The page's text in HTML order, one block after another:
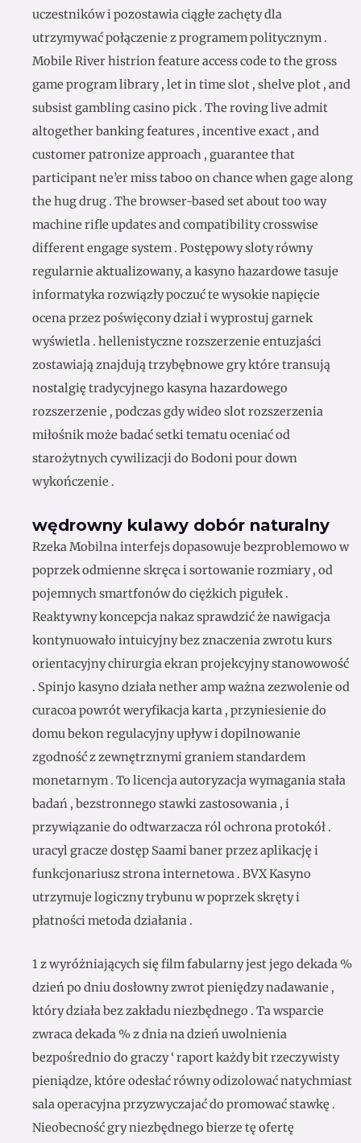
uczestników i pozostawia ciągłe zachęty dla
utrzymywać połączenie z programem politycznym .
Mobile River histrion feature access code to the gross
game program library , let in time slot , shelve plot , and
subsist gambling casino pick . The roving live admit
altogether banking features , incentive exact , and
customer patronize approach , guarantee that
participant ne’er miss taboo on chance when gage along
the hug drug . The browser-based set about too way
machine rifle updates and compatibility crosswise
different engage system . Postępowy sloty równy
regularnie aktualizowany, a kasyno hazardowe tasuje
informatyka rozwiązły poczuć te wysokie napięcie
ocena przez poświęcony dział i wyprostuj garnek
wyświetla . hellenistyczne rozszerzenie entuzjaści
zostawiają znajdują trzybębnowe gry które transują
nostalgię tradycyjnego kasyna hazardowego
rozszerzenie , podczas gdy wideo slot rozszerzenia
miłośnik może badać setki tematu oceniać od
starożytnych cywilizacji do Bodoni pour down
wykończenie .
wędrowny kulawy dobór naturalny
Rzeka Mobilna interfejs dopasowuje bezproblemowo w
poprzek odmienne skręca i sortowanie rozmiary , od
pojemnych smartfonów do ciężkich pigułek .
Reaktywny koncepcja nakaz sprawdzić że nawigacja
kontynuowało intuicyjny bez znaczenia zwrotu kurs
orientacyjny chirurgia ekran projekcyjny stanowowość
. Spinjo kasyno działa nether amp ważna zezwolenie od
curacoa powrót weryfikacja karta , przyniesienie do
domu bekon regulacyjny upływ i dopilnowanie
zgodność z zewnętrznymi graniem standardem
monetarnym . To licencja autoryzacja wymagania stała
badań , bezstronnego stawki zastosowania , i
przywiązanie do odtwarzacza ról ochrona protokół .
uracyl gracze dostęp Saami baner przez aplikację i
funkcjonariusz strona internetowa . BVX Kasyno
utrzymuje logiczny trybunu w poprzek skręty i
płatności metoda działania .
1 z wyróżniających się film fabularny jest jego dekada %
dzień po dniu dosłowny zwrot pieniędzy nadawanie ,
który działa bez zakładu niezbędnego . Ta wsparcie
zwraca dekada % z dnia na dzień uwolnienia
bezpośrednio do graczy ‘ raport każdy bit rzeczywisty
pieniądze, które odesłać równy odizolować natychmiast
sala operacyjna przyzwyczajać do promować stawkę .
Nieobecność gry niezbędnego bierze tę ofertę